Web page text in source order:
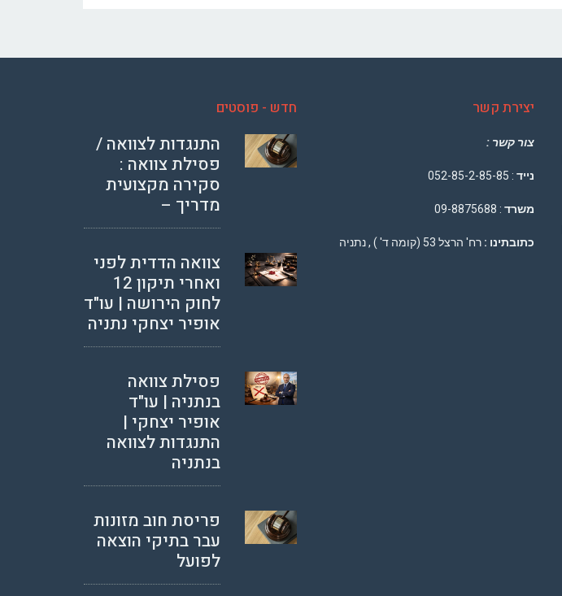
יצירת קשר
צור קשר :
נייד : 052-85-2-85-85
משרד : 09-8875688
כתובתינו : רח' הרצל 53 (קומה ד' ) , נתניה
חדש - פוסטים
התנגדות לצוואה /
פסילת צוואה :
סקירה מקצועית
מדריך –
צוואה הדדית לפני
ואחרי תיקון 12
לחוק הירושה | עו"ד
אופיר יצחקי נתניה
פסילת צוואה
בנתניה | עו"ד
אופיר יצחקי |
התנגדות לצוואה
בנתניה
פריסת חוב מזונות
עבר בתיקי הוצאה
לפועל